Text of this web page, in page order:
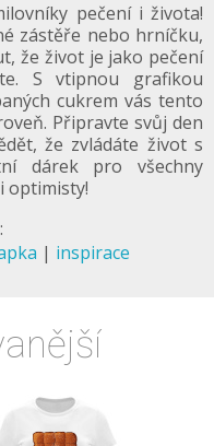
pečení i života!
zástěře nebo hrníčku,
že život je jako pečení
S vtipnou grafikou
cukrem vás tento
Připravte svůj den
že zvládáte život s
dárek pro všechny
optimisty!
| inspirace